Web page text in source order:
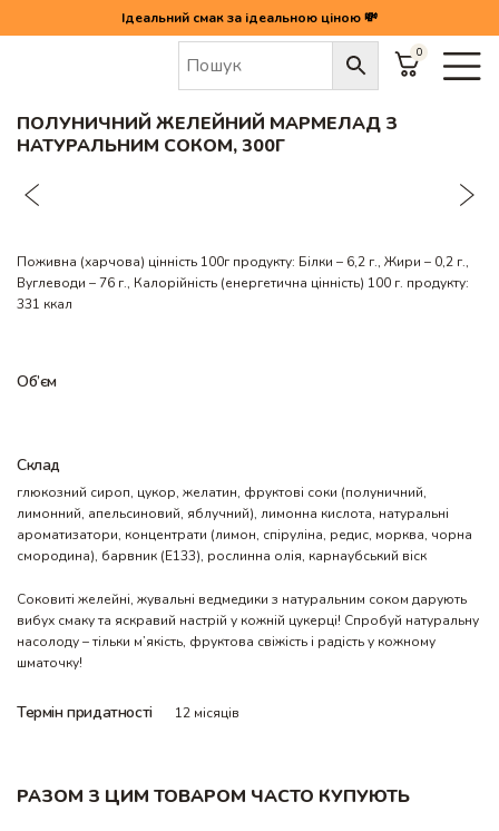
Ідеальний смак за ідеальною ціною 💸
0
Полуничний желейний мармелад з натуральним соком, 300г
ПОЛУНИЧНИЙ ЖЕЛЕЙНИЙ МАРМЕЛАД З
НАТУРАЛЬНИМ СОКОМ, 300Г
Поживна (харчова) цінність 100г продукту: Білки – 6,2 г., Жири – 0,2 г.,
Вуглеводи – 76 г., Калорійність (енергетична цінність) 100 г. продукту:
331 ккал
Об’єм
Склад
глюкозний сироп, цукор, желатин, фруктові соки (полуничний,
лимонний, апельсиновий, яблучний), лимонна кислота, натуральні
ароматизатори, концентрати (лимон, спіруліна, редис, морква, чорна
смородина), барвник (Е133), рослинна олія, карнаубський віск
Соковиті желейні, жувальні ведмедики з натуральним соком дарують
вибух смаку та яскравий настрій у кожній цукерці! Спробуй натуральну
насолоду – тільки м’якість, фруктова свіжість і радість у кожному
шматочку!
Термін придатності 12 місяців
РАЗОМ З ЦИМ ТОВАРОМ ЧАСТО КУПУЮТЬ